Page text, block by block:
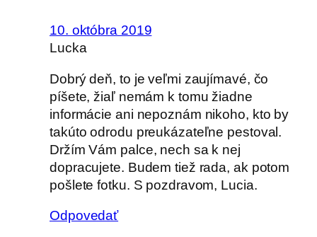
10. októbra 2019
Lucka
Dobrý deň, to je veľmi zaujímavé, čo
píšete, žiaľ nemám k tomu žiadne
informácie ani nepoznám nikoho, kto by
takúto odrodu preukázateľne pestoval.
Držím Vám palce, nech sa k nej
dopracujete. Budem tiež rada, ak potom
pošlete fotku. S pozdravom, Lucia.
Odpovedať